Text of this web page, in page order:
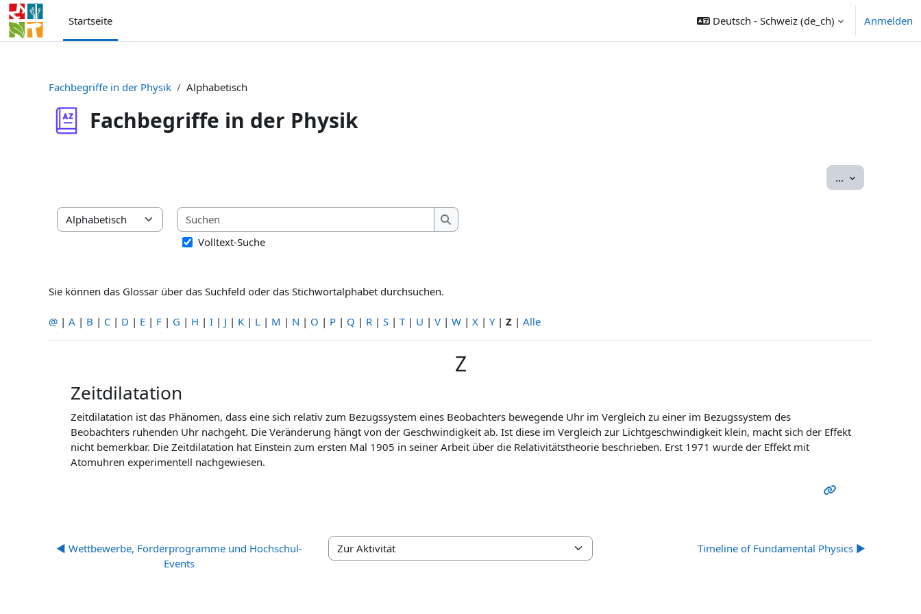
Zum Hauptinhalt
Startseite
Deutsch - Schweiz ‎(de_ch)‎ Anmelden
Fachbegriffe in der Physik Alphabetisch
Fachbegriffe in der Physik
... Einträge
Sie können das Glossar über das Suchfeld oder das Stichwortalphabet durchsuchen.
Suchen
Suchen
Volltext-Suche
Sie können das Glossar über das Suchfeld oder das Stichwortalphabet durchsuchen.
@ | A | B | C | D | E | F | G | H | I | J | K | L | M | N | O | P | Q | R | S | T| U | V | W | X | Y| Z | Alle
Z
Zeitdilatation
Zeitdilatation ist das Phänomen, dass eine sich relativ zum Bezugssystem eines Beobachters bewegende Uhr im Vergleich zu einer im Bezugssystem des
Beobachters ruhenden Uhr nachgeht. Die Veränderung hängt von der Geschwindigkeit ab. Ist diese im Vergleich zur Lichtgeschwindigkeit klein, macht sich der Effekt
nicht bemerkbar. Die Zeitdilatation hat Einstein zum ersten Mal 1905 in seiner Arbeit über die Relativitätstheorie beschrieben. Erst 1971 wurde der Effekt mit
Atomuhren experimentell nachgewiesen.
◀︎ Wettbewerbe, Förderprogramme und Hochschul-
Events
Zur Aktivität Timeline of Fundamental Physics ▶︎